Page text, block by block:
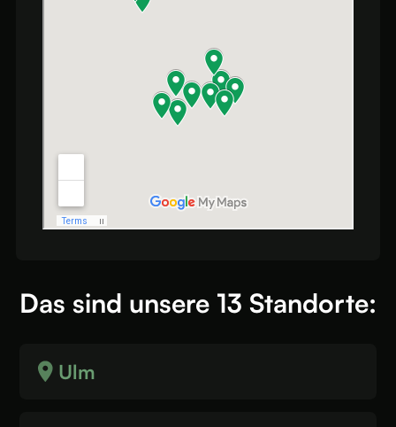
Das sind unsere 13 Standorte:
Ulm